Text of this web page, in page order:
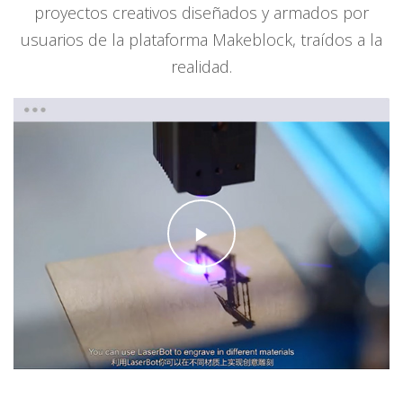
proyectos creativos diseñados y armados por
usuarios de la plataforma Makeblock, traídos a la
realidad.